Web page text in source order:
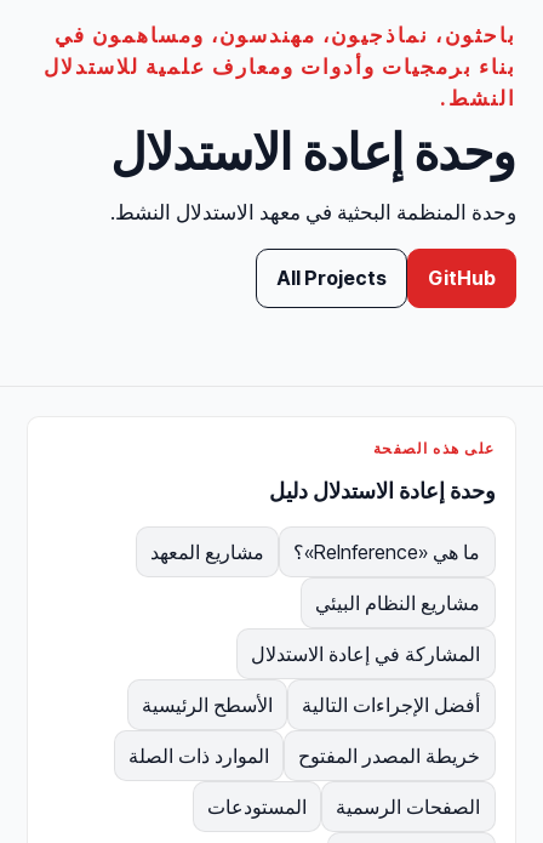
باحثون، نماذجيون، مهندسون، ومساهمون في
بناء برمجيات وأدوات ومعارف علمية للاستدلال
النشط.
وحدة إعادة الاستدلال
وحدة المنظمة البحثية في معهد الاستدلال النشط.
GitHub
All Projects
على هذه الصفحة
وحدة إعادة الاستدلال دليل
ما هي «ReInference»؟ مشاريع المعهد
مشاريع النظام البيئي
المشاركة في إعادة الاستدلال
أفضل الإجراءات التالية الأسطح الرئيسية
خريطة المصدر المفتوح الموارد ذات الصلة
الصفحات الرسمية المستودعات